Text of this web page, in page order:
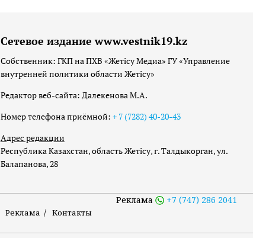
Сетевое издание www.vestnik19.kz
Собственник: ГКП на ПХВ «Жетісу Медиа» ГУ «Управление
внутренней политики области Жетісу»
Редактор веб-сайта: Далекенова М.А.
Номер телефона приёмной: + 7 (7282) 40-20-43
Адрес редакции
Республика Казахстан, область Жетісу, г. Талдыкорган, ул.
Балапанова, 28
Реклама Контакты
Реклама +7 (747) 286 2041